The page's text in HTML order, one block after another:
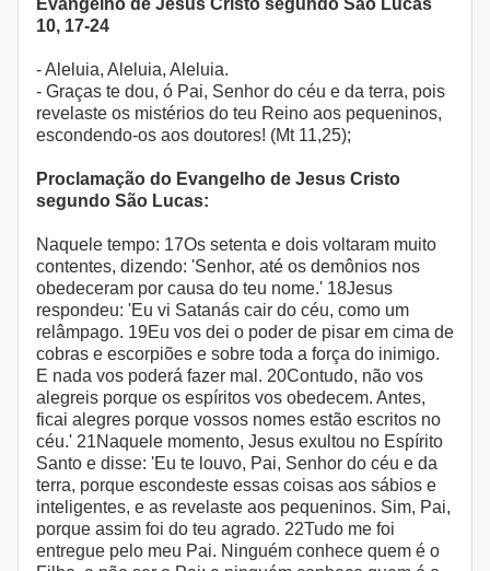
Evangelho de Jesus Cristo segundo São Lucas
10, 17-24
- Aleluia, Aleluia, Aleluia.
- Graças te dou, ó Pai, Senhor do céu e da terra, pois
revelaste os mistérios do teu Reino aos pequeninos,
escondendo-os aos doutores! (Mt 11,25);
Proclamação do Evangelho de Jesus Cristo
segundo São Lucas:
Naquele tempo: 17Os setenta e dois voltaram muito
contentes, dizendo: 'Senhor, até os demônios nos
obedeceram por causa do teu nome.' 18Jesus
respondeu: 'Eu vi Satanás cair do céu, como um
relâmpago. 19Eu vos dei o poder de pisar em cima de
cobras e escorpiões e sobre toda a força do inimigo.
E nada vos poderá fazer mal. 20Contudo, não vos
alegreis porque os espíritos vos obedecem. Antes,
ficai alegres porque vossos nomes estão escritos no
céu.' 21Naquele momento, Jesus exultou no Espírito
Santo e disse: 'Eu te louvo, Pai, Senhor do céu e da
terra, porque escondeste essas coisas aos sábios e
inteligentes, e as revelaste aos pequeninos. Sim, Pai,
porque assim foi do teu agrado. 22Tudo me foi
entregue pelo meu Pai. Ninguém conhece quem é o